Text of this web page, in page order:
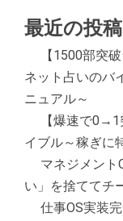
最近の投稿
【1500部突
ネット占いのバ
ニュアル～
【爆速で
イブル～稼ぎに
マネジメン
い」を捨ててチ
仕事OS実装